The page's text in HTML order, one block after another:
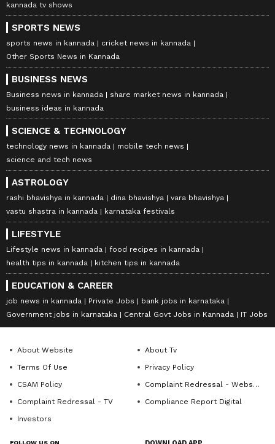
kannada tv shows
SPORTS NEWS
sports news in kannada
cricket news in kannada
Other Sports News in Kannada
BUSINESS NEWS
Business news in kannada
share market news in kannada
business ideas in kannada
SCIENCE & TECHNOLOGY
technology news in kannada
mobile tech news
science and tech news
ASTROLOGY
rashi bhavishya in kannada dina bhavishya
vara bhavishya
vastu shastra in kannada
karnataka festivals
LIFESTYLE
Lifestyle news in kannada
food recipes in kannada
health tips in kannada
kitchen tips in kannada
EDUCATION & CAREER
job news in kannada Private Jobs
bank jobs in karnataka
Government jobs in karnataka
Central Govt Jobs in Kannada IT Jobs
About Website
About Tv
Terms Of Use
Privacy Policy
CSAM Policy
Complaint Redressal - Website
Complaint Redressal - TV
Compliance Report Digital
Investors
FOLLOW US ON